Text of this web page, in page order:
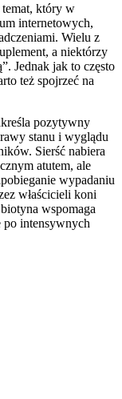
który w
internetowych,
Wielu z
a niektórzy
Jednak jak to często
też spojrzeć na
pozytywny
stanu i wyglądu
Sierść nabiera
atutem, ale
wypadaniu
właścicieli koni
wspomaga
po intensywnych